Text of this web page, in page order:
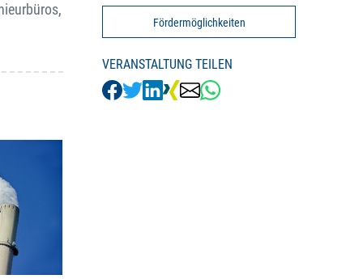
Fördermöglichkeiten
VERANSTALTUNG TEILEN